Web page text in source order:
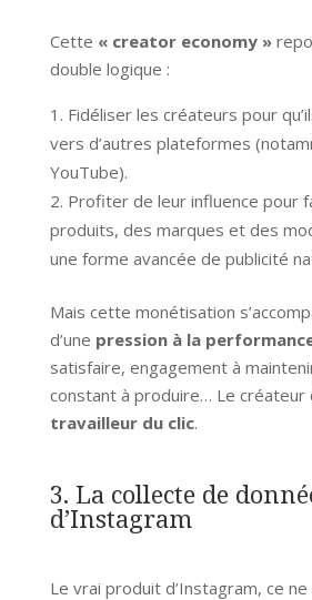
Cette « creator economy »
double logique :
Fidéliser les créateurs pour
vers d’autres plateformes
YouTube).
Profiter de leur influence pour
produits, des marques et des
une forme avancée de publicité
Mais cette monétisation
d’une pression à la
satisfaire, engagement à
constant à produire… Le créateur
travailleur du clic.
3. La collecte de
d’Instagram
Le vrai produit d’Instagram, ce